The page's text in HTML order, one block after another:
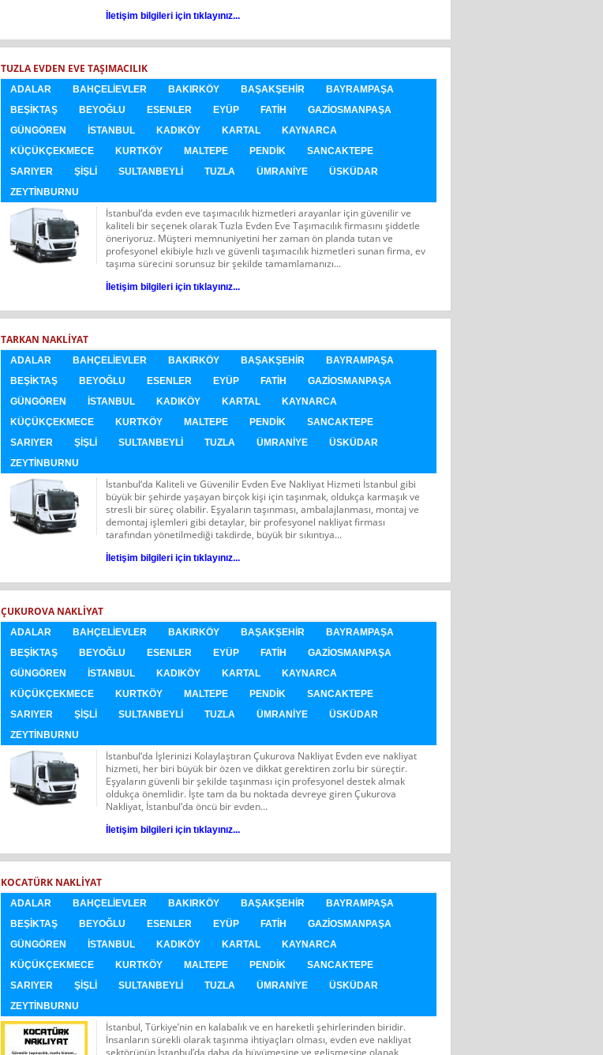
İletişim bilgileri için tıklayınız...
TUZLA EVDEN EVE TAŞIMACILIK
ADALAR BAHÇELIEVLER BAKIRKÖY BAŞAKŞEHIR
BAYRAMPAŞA
BEŞIKTAŞ
BEYOĞLU ESENLER EYÜP FATIH
GAZIOSMANPAŞA
GÜNGÖREN
İSTANBUL KADIKÖY KARTAL
KAYNARCA
KÜÇÜKÇEKMECE
KURTKÖY MALTEPE PENDIK
SANCAKTEPE
SARIYER
ŞIŞLI SULTANBEYLI TUZLA ÜMRANIYE
ÜSKÜDAR
ZEYTINBURNU
İstanbul‘da evden eve taşımacılık hizmetleri arayanlar için güvenilir ve
kaliteli bir seçenek olarak Tuzla Evden Eve Taşımacılık firmasını şiddetle
öneriyoruz. Müşteri memnuniyetini her zaman ön planda tutan ve
profesyonel ekibiyle hızlı ve güvenli taşımacılık hizmetleri sunan firma, ev
taşıma sürecini sorunsuz bir şekilde tamamlamanızı...
İletişim bilgileri için tıklayınız...
TARKAN NAKLIYAT
ADALAR BAHÇELIEVLER BAKIRKÖY BAŞAKŞEHIR
BAYRAMPAŞA
BEŞIKTAŞ
BEYOĞLU ESENLER EYÜP FATIH
GAZIOSMANPAŞA
GÜNGÖREN
İSTANBUL KADIKÖY KARTAL
KAYNARCA
KÜÇÜKÇEKMECE
KURTKÖY MALTEPE PENDIK
SANCAKTEPE
SARIYER
ŞIŞLI SULTANBEYLI TUZLA ÜMRANIYE
ÜSKÜDAR
ZEYTINBURNU
İstanbul‘da Kaliteli ve Güvenilir Evden Eve Nakliyat Hizmeti İstanbul gibi
büyük bir şehirde yaşayan birçok kişi için taşınmak, oldukça karmaşık ve
stresli bir süreç olabilir. Eşyaların taşınması, ambalajlanması, montaj ve
demontaj işlemleri gibi detaylar, bir profesyonel nakliyat firması
tarafından yönetilmediği takdirde, büyük bir sıkıntıya...
İletişim bilgileri için tıklayınız...
ÇUKUROVA NAKLIYAT
ADALAR BAHÇELIEVLER BAKIRKÖY BAŞAKŞEHIR
BAYRAMPAŞA
BEŞIKTAŞ
BEYOĞLU ESENLER EYÜP FATIH
GAZIOSMANPAŞA
GÜNGÖREN
İSTANBUL KADIKÖY KARTAL
KAYNARCA
KÜÇÜKÇEKMECE
KURTKÖY MALTEPE PENDIK
SANCAKTEPE
SARIYER
ŞIŞLI SULTANBEYLI TUZLA ÜMRANIYE
ÜSKÜDAR
ZEYTINBURNU
İstanbul‘da İşlerinizi Kolaylaştıran Çukurova Nakliyat Evden eve nakliyat
hizmeti, her biri büyük bir özen ve dikkat gerektiren zorlu bir süreçtir.
Eşyaların güvenli bir şekilde taşınması için profesyonel destek almak
oldukça önemlidir. İşte tam da bu noktada devreye giren Çukurova
Nakliyat, İstanbul’da öncü bir evden...
İletişim bilgileri için tıklayınız...
KOCATÜRK NAKLIYAT
ADALAR BAHÇELIEVLER BAKIRKÖY BAŞAKŞEHIR
BAYRAMPAŞA
BEŞIKTAŞ
BEYOĞLU ESENLER EYÜP FATIH
GAZIOSMANPAŞA
GÜNGÖREN
İSTANBUL KADIKÖY KARTAL
KAYNARCA
KÜÇÜKÇEKMECE
KURTKÖY MALTEPE PENDIK
SANCAKTEPE
SARIYER
ŞIŞLI SULTANBEYLI TUZLA ÜMRANIYE
ÜSKÜDAR
ZEYTINBURNU
İstanbul, Türkiye’nin en kalabalık ve en hareketli şehirlerinden biridir.
İnsanların sürekli olarak taşınma ihtiyaçları olması, evden eve nakliyat
sektörünün İstanbul’da daha da büyümesine ve gelişmesine olanak